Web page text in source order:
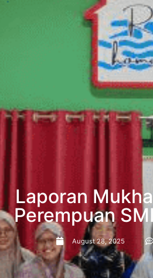
Laporan
Perempuan
August 28, 2025